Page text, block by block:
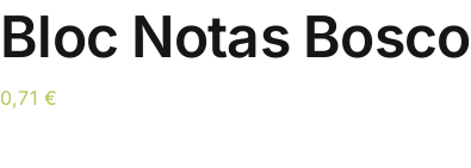
Bloc Notas Bosco
0,71€